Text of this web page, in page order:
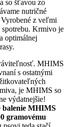
so šťavou zo
nutričné
z veľmi
Krmivo je
optimálnej
MHIMS
s ostatnými
je MHIMS so
výdatnejšie!
balenie MHIMS
gramovému